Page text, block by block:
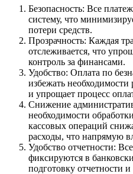
Безопасность: Все
систему, что
потери средств.
Прозрачность: Каждая
отслеживается, что
контроль за финансами.
Удобство: Оплата по
избежать
и упрощает процесс
Снижение
необходимости
кассовых операций
расходы, что напрямую
Удобство отчетности:
фиксируются в
подготовку отчетности